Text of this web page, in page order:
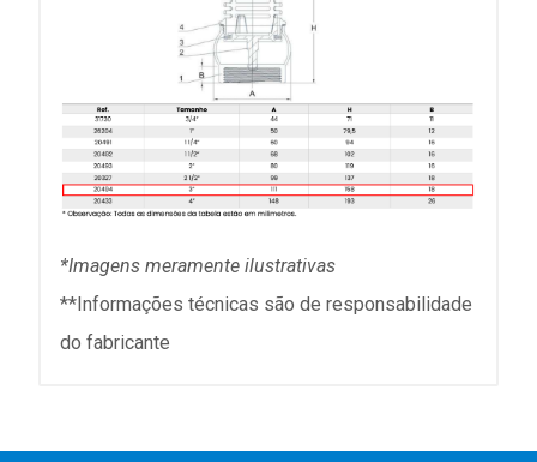
*Imagens meramente ilustrativas
**Informações técnicas são de responsabilidade
do fabricante